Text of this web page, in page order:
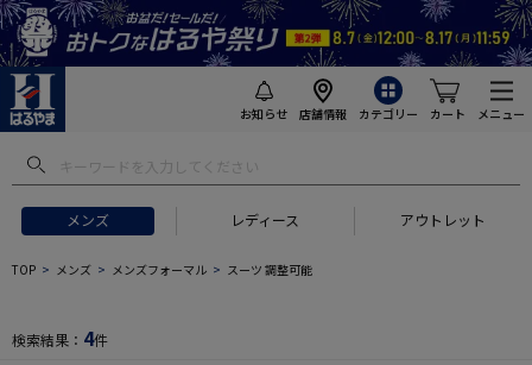
お知らせ 店舗情報 カテゴリー カート メニュー
メンズ レディース アウトレット
フトにおすすめ #セットアップ スーツ
TOP メンズ メンズフォーマル スーツ 調整可能
検索結果： 4件